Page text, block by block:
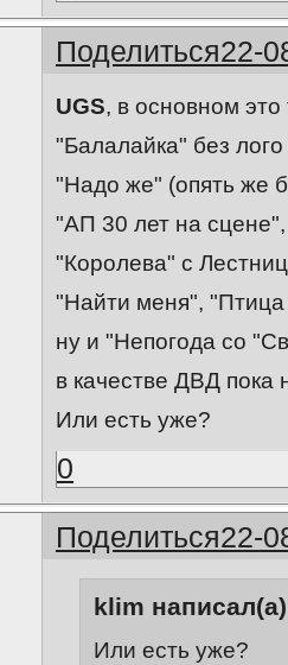
Поделиться22-
UGS, в основном
"Балалайка" без
"Надо же" (опять же
"АП 30 лет на
"Королева" с
"Найти меня",
ну и "Непогода со
в качестве ДВД пока
Или есть уже?
0
Поделиться22-
klim
Или есть уже?